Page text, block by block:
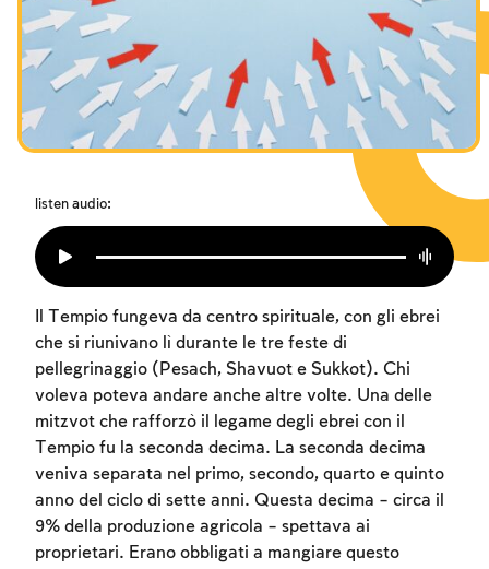
I digiuni commemorativi della distruzione del Tempio
Hanukkah
Purìm
listen audio:
Il Tempio fungeva da centro spirituale, con gli ebrei
che si riunivano lì durante le tre feste di
pellegrinaggio (Pesach, Shavuot e Sukkot). Chi
voleva poteva andare anche altre volte. Una delle
mitzvot che rafforzò il legame degli ebrei con il
Tempio fu la seconda decima. La seconda decima
veniva separata nel primo, secondo, quarto e quinto
anno del ciclo di sette anni. Questa decima – circa il
9% della produzione agricola – spettava ai
proprietari. Erano obbligati a mangiare questo